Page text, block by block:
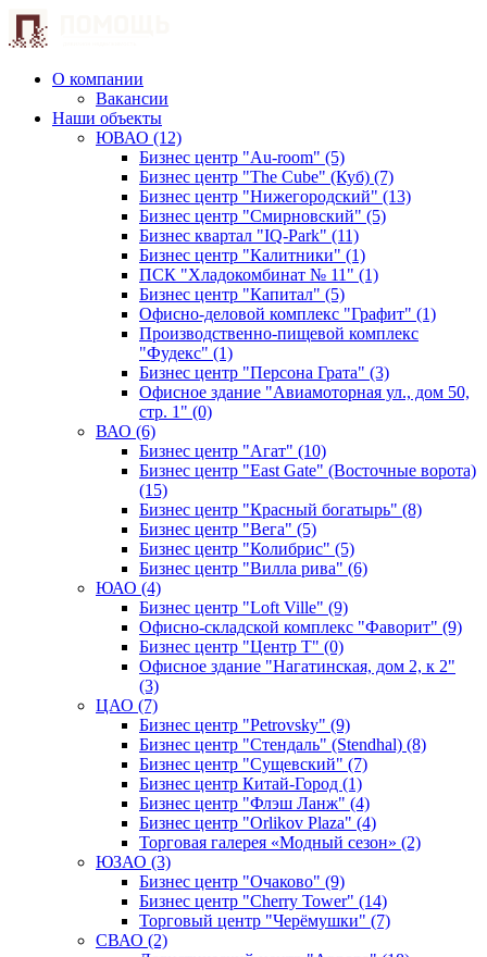
О компании
Вакансии
Наши объекты
ЮВАО (12)
Бизнес центр "Au-room" (5)
Бизнес центр "The Cube" (Куб) (7)
Бизнес центр "Нижегородский" (13)
Бизнес центр "Смирновский" (5)
Бизнес квартал "IQ-Park" (11)
Бизнес центр "Калитники" (1)
ПСК "Хладокомбинат № 11" (1)
Бизнес центр "Капитал" (5)
Офисно-деловой комплекс "Графит" (1)
Производственно-пищевой комплекс
"Фудекс" (1)
Бизнес центр "Персона Грата" (3)
Офисное здание "Авиамоторная ул., дом 50,
стр. 1" (0)
ВАО (6)
Бизнес центр "Агат" (10)
Бизнес центр "East Gate" (Восточные ворота)
(15)
Бизнес центр "Красный богатырь" (8)
Бизнес центр "Вега" (5)
Бизнес центр "Колибрис" (5)
Бизнес центр "Вилла рива" (6)
ЮАО (4)
Бизнес центр "Loft Ville" (9)
Офисно-складской комплекс "Фаворит" (9)
Бизнес центр "Центр Т" (0)
Офисное здание "Нагатинская, дом 2, к 2"
(3)
ЦАО (7)
Бизнес центр "Petrovsky" (9)
Бизнес центр "Стендаль" (Stendhal) (8)
Бизнес центр "Сущевский" (7)
Бизнес центр Китай-Город (1)
Бизнес центр "Флэш Ланж" (4)
Бизнес центр "Orlikov Plaza" (4)
Торговая галерея «Модный сезон» (2)
ЮЗАО (3)
Бизнес центр "Очаково" (9)
Бизнес центр "Cherry Tower" (14)
Торговый центр "Черёмушки" (7)
СВАО (2)